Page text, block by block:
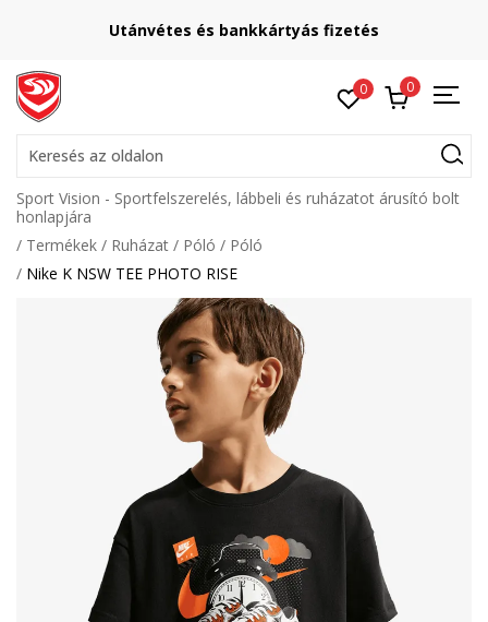
Utánvétes és bankkártyás fizetés
0 0
Keresés az oldalon
Sport Vision - Sportfelszerelés, lábbeli és ruházatot árusító bolt
honlapjára
Termékek
Ruházat Póló
Póló
Nike K NSW TEE PHOTO RISE